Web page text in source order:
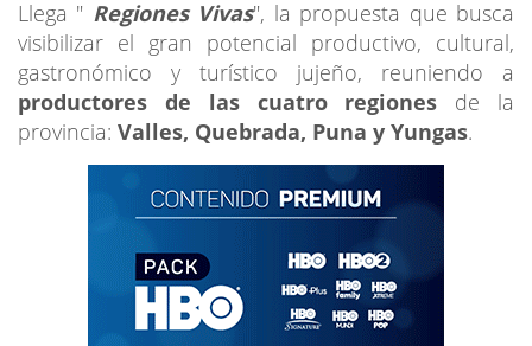
Llega " Regiones Vivas", la propuesta que busca
visibilizar el gran potencial productivo, cultural,
gastronómico y turístico jujeño, reuniendo a
productores de las cuatro regiones de la
provincia: Valles, Quebrada, Puna y Yungas.